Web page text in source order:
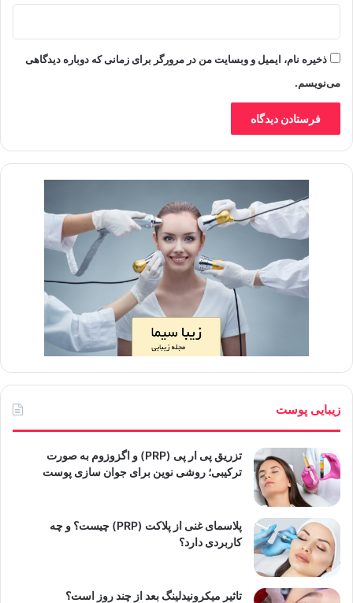
ذخیره نام، ایمیل و وبسایت من در مرورگر برای زمانی که دوباره دیدگاهی
می‌نویسم.
زیبایی پوست
تزریق پی ار پی (PRP) و اگزوزوم به صورت
ترکیبی؛ روشی نوین برای جوان سازی پوست
پلاسمای غنی از پلاکت (PRP) چیست؟ و چه
کاربردی دارد؟
تاثیر میکرونیدلینگ بعد از چند روز است؟